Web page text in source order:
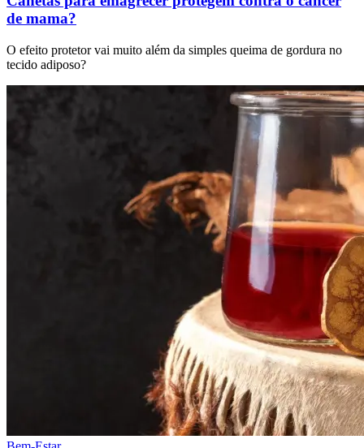
de mama?
O efeito protetor vai muito além da simples queima de gordura no
tecido adiposo?